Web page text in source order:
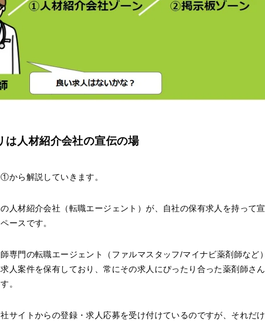
人材紹介会社の宣伝の場
から解説していきます。
人材紹介会社（転職エージェント）が、自社の保有求人を持って宣
ースです。
専門の転職エージェント（ファルマスタッフ/マイナビ薬剤師など）
人案件を保有しており、常にその求人にぴったり合った薬剤師さん
。
サイトからの登録・求人応募を受け付けているのですが、それだけ